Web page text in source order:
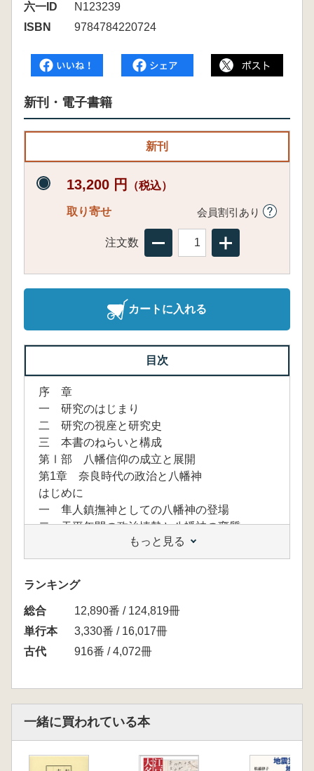
六一ID
N123239
ISBN
9784784220724
新刊・電子書籍
新刊
13,200 円 （税込）
取り寄せ 会員割引あり
注文数
カートに入れる
目次
序 章
一 研究のはじまり
二 研究の視座と研究史
三 本書のねらいと構成
第Ⅰ部 八幡信仰の成立と展開
第1章 奈良時代の政治と八幡神
はじめに
一 隼人鎮撫神としての八幡神の登場
二 天平年間の政治情勢と八幡神の変質
三 八幡神の入京とその背景
四 道鏡事件と八幡神
むすび
第2章 僧法蓮からみた八幡神論
―法蓮と八幡神の出会いから国家神への道を読
み解く―
はじめに
五 法蓮と宇佐君(公)氏
もっと見る
ランキング
総合
12,890番 / 124,819冊
単行本
3,330番 / 16,017冊
古代
916番 / 4,072冊
一緒に買われている本